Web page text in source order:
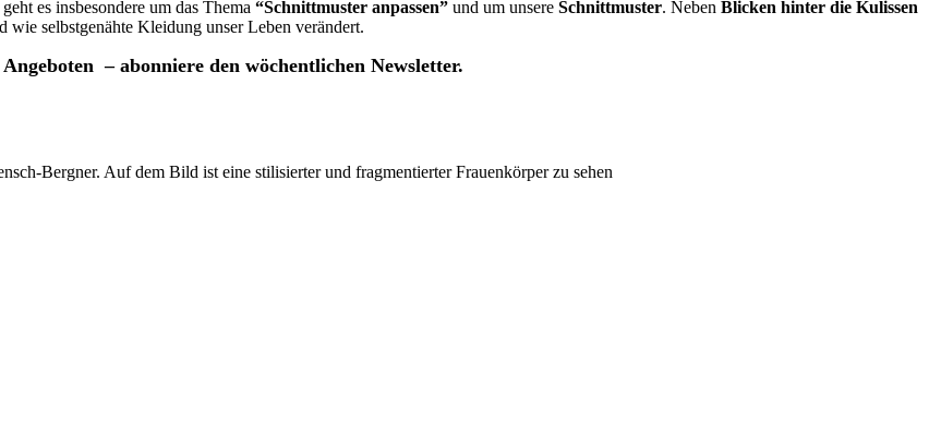
es insbesondere um das Thema “Schnittmuster anpassen” und um unsere Schnittmuster. Neben Blicken hinter die Kulissen
selbstgenähte Kleidung unser Leben verändert.
– abonniere den wöchentlichen Newsletter.